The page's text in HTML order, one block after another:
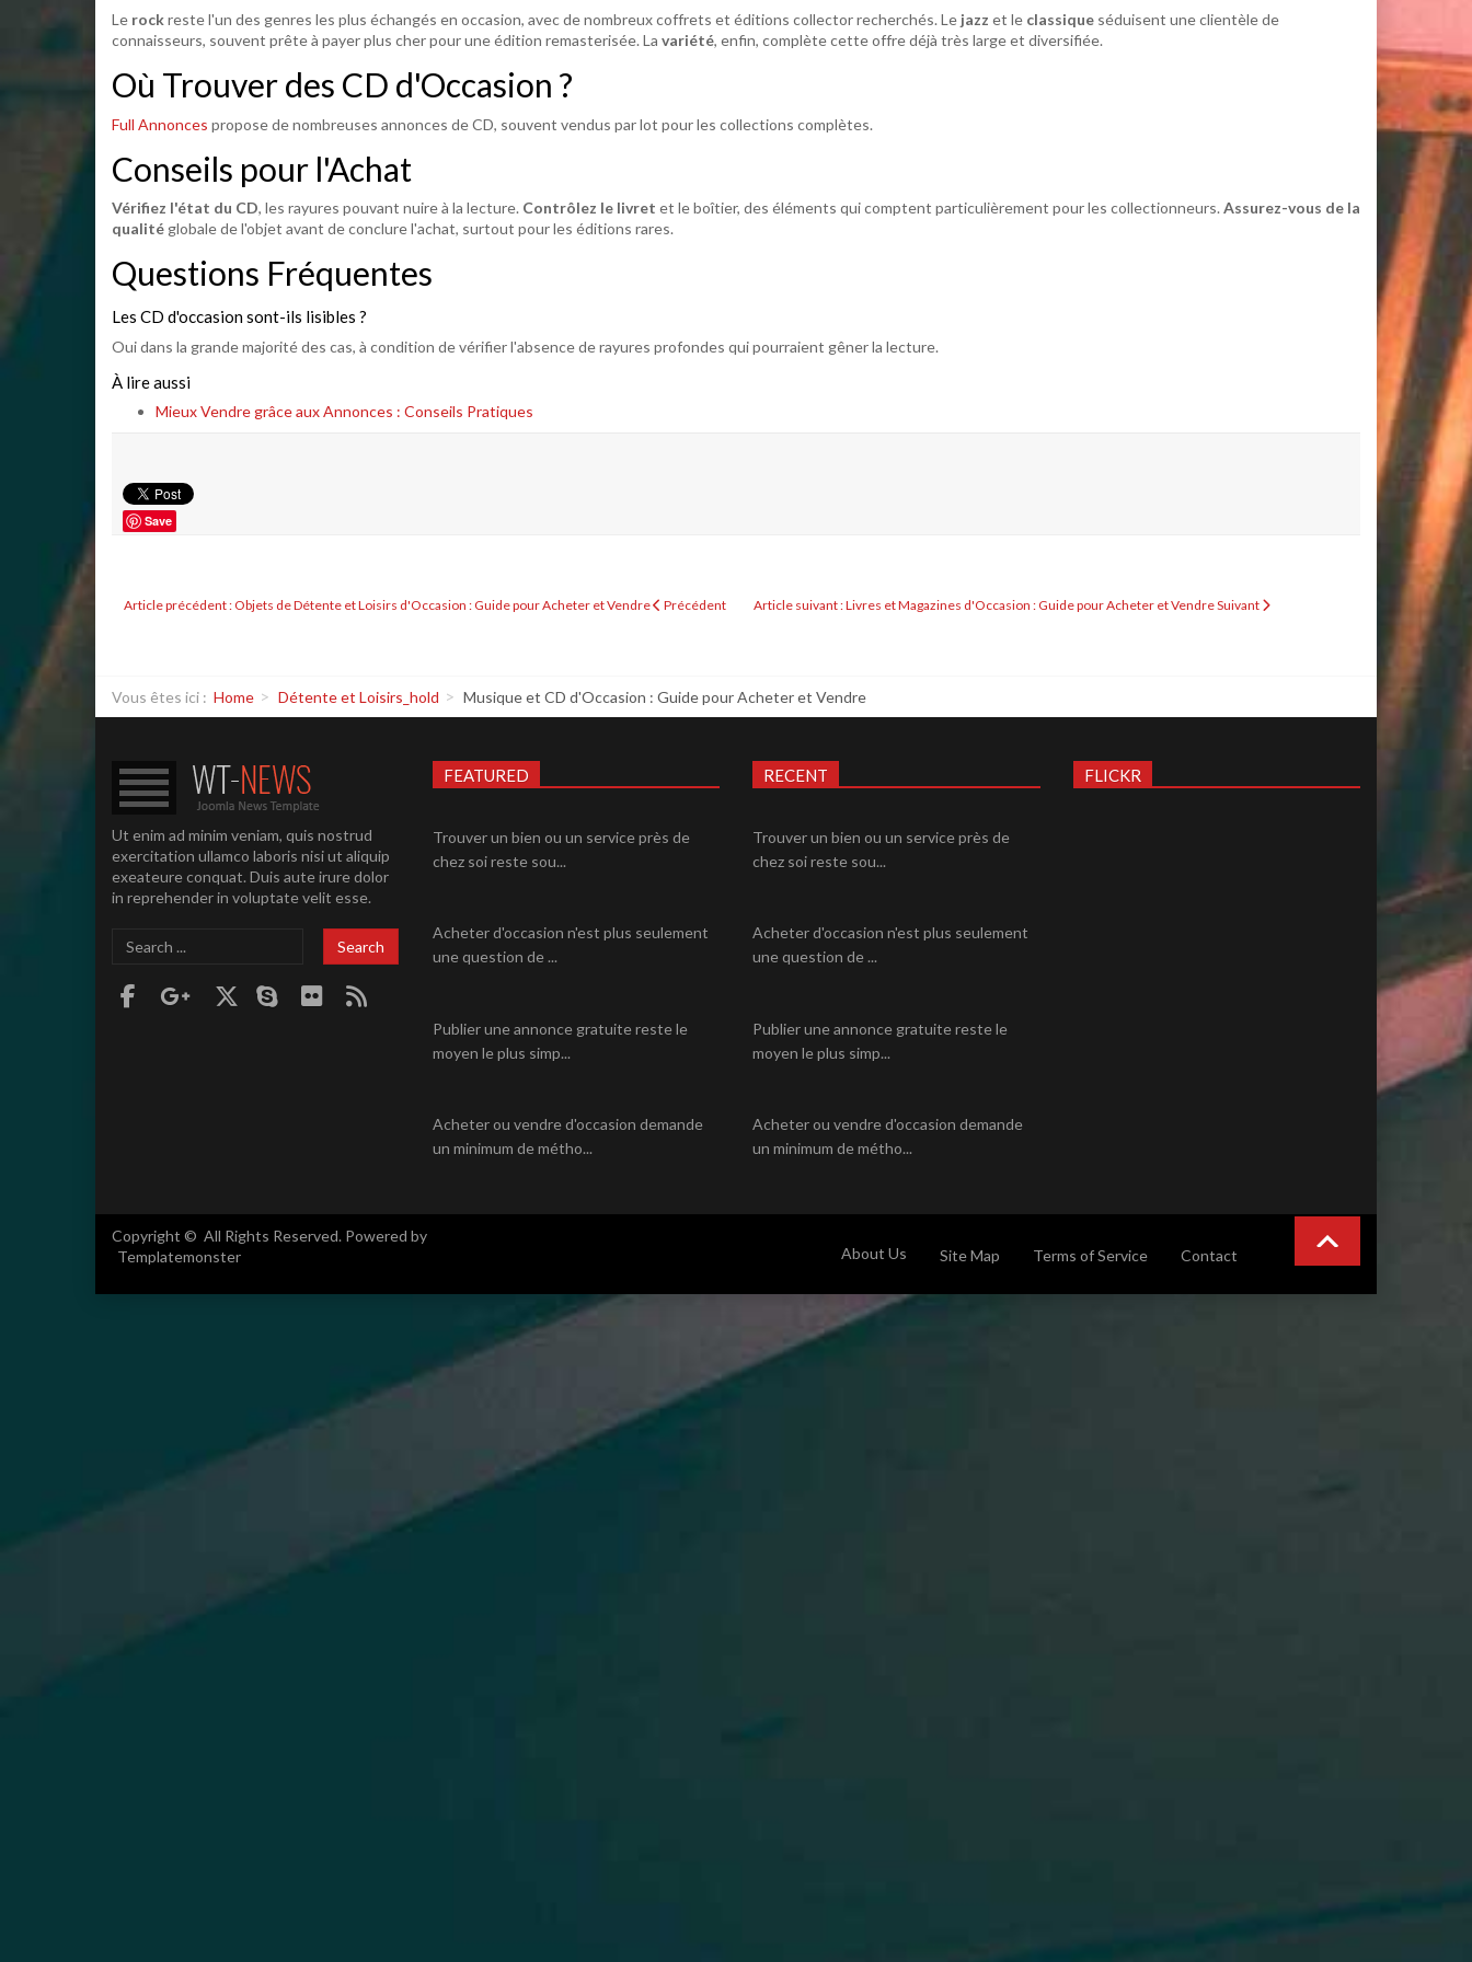
Le rockreste l'un des genres les plus échangés en occasion, avec de nombreux coffrets et éditions collector recherchés. Le jazz et le classique séduisent une clientèle de
connaisseurs, souvent prête à payer plus cher pour une édition remasterisée. La variété, enfin, complète cette offre déjà très large et diversifiée.
Où Trouver des CD d'Occasion ?
Full Annonces propose de nombreuses annonces de CD, souvent vendus par lot pour les collections complètes.
Conseils pour l'Achat
Vérifiez l'état du CD, les rayures pouvant nuire à la lecture. Contrôlez le livret et le boîtier, des éléments qui comptent particulièrement pour les collectionneurs. Assurez-vous de la
qualité globale de l'objet avant de conclure l'achat, surtout pour les éditions rares.
Questions Fréquentes
Les CD d'occasion sont-ils lisibles ?
Oui dans la grande majorité des cas, à condition de vérifier l'absence de rayures profondes qui pourraient gêner la lecture.
À lire aussi
Mieux Vendre grâce aux Annonces : Conseils Pratiques
Save
Article précédent : Objets de Détente et Loisirs d'Occasion : Guide pour Acheter et Vendre Précédent Article suivant : Livres et Magazines d'Occasion : Guide pour Acheter et VendreSuivant
Vous êtes ici : Home Détente et Loisirs_hold Musique et CD d'Occasion : Guide pour Acheter et Vendre
Ut enim ad minim veniam, quis nostrud
exercitation ullamco laboris nisi ut aliquip
exeateure conquat. Duis aute irure dolor
in reprehender in voluptate velit esse.
Search
Search
FEATURED
Trouver un bien ou un service près de
chez soi reste sou...
Acheter d'occasion n'est plus seulement
une question de ...
Publier une annonce gratuite reste le
moyen le plus simp...
Acheter ou vendre d'occasion demande
un minimum de métho...
RECENT
Trouver un bien ou un service près de
chez soi reste sou...
Acheter d'occasion n'est plus seulement
une question de ...
Publier une annonce gratuite reste le
moyen le plus simp...
Acheter ou vendre d'occasion demande
un minimum de métho...
FLICKR
Copyright © All Rights Reserved. Powered by
Templatemonster
About Us Site Map Terms of Service Contact